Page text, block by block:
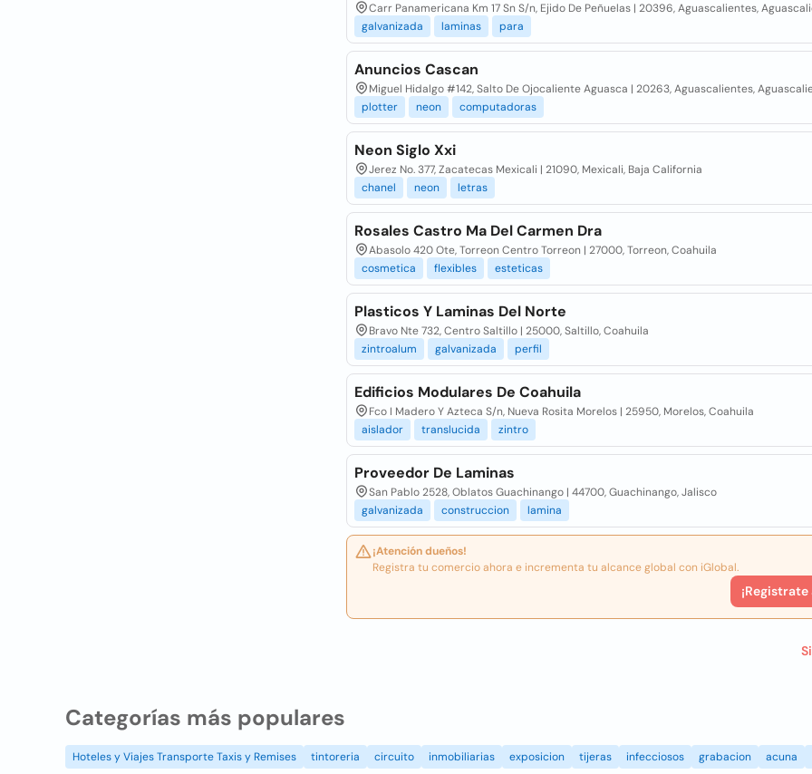
Carr Panamericana Km 17 Sn S/n, Ejido De Peñuelas | 20396, Aguascalientes,
galvanizada
laminas para
Anuncios Cascan
Miguel Hidalgo #142, Salto De Ojocaliente Aguasca | 20263, Aguascalientes,
plotter
neon computadoras
Neon Siglo Xxi
Jerez No. 377, Zacatecas Mexicali | 21090, Mexicali, Baja California
chanel
neon letras
Rosales Castro Ma Del Carmen Dra
Abasolo 420 Ote, Torreon Centro Torreon | 27000, Torreon, Coahuila
cosmetica
flexibles esteticas
Plasticos Y Laminas Del Norte
Bravo Nte 732, Centro Saltillo | 25000, Saltillo, Coahuila
zintroalum
galvanizada perfil
Edificios Modulares De Coahuila
Fco I Madero Y Azteca S/n, Nueva Rosita Morelos | 25950, Morelos, Coahuila
aislador
translucida zintro
Proveedor De Laminas
San Pablo 2528, Oblatos Guachinango | 44700, Guachinango, Jalisco
galvanizada
construccion lamina
¡Atención dueños!
Registra tu comercio ahora e incrementa tu alcance global con iGlobal.
¡Registrate
Categorías más populares
Hoteles y Viajes Transporte Taxis y Remises tintoreria circuito inmobiliarias exposicion tijeras infecciosos grabacion acuna